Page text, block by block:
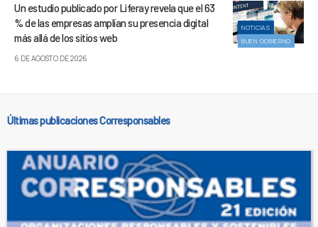
NOTICIAS
BUEN GOBIERNO
Un estudio publicado por Liferay revela que el 63
% de las empresas amplían su presencia digital
más allá de los sitios web
6 DE AGOSTO DE 2026
Últimas publicaciones Corresponsables